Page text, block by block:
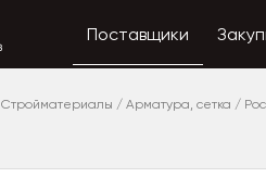
Поставщики
Стройматериалы / Арматура, сетка /